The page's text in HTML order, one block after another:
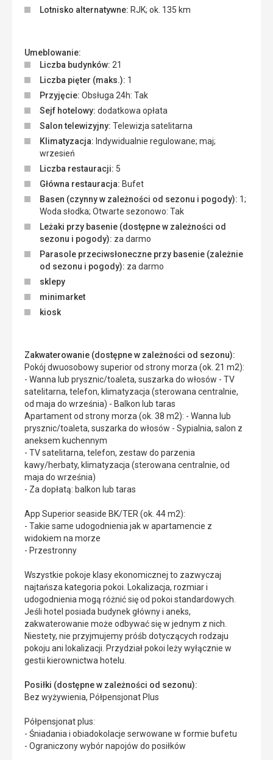
Lotnisko alternatywne: RJK; ok. 135 km
Umeblowanie:
Liczba budynków: 21
Liczba pięter (maks.): 1
Przyjęcie: Obsługa 24h: Tak
Sejf hotelowy: dodatkowa opłata
Salon telewizyjny: Telewizja satelitarna
Klimatyzacja: Indywidualnie regulowane; maj;
wrzesień
Liczba restauracji: 5
Główna restauracja: Bufet
Basen (czynny w zależności od sezonu i pogody): 1;
Woda słodka; Otwarte sezonowo: Tak
Leżaki przy basenie (dostępne w zależności od
sezonu i pogody): za darmo
Parasole przeciwsłoneczne przy basenie (zależnie
od sezonu i pogody): za darmo
sklepy
minimarket
kiosk
Zakwaterowanie (dostępne w zależności od sezonu):
Pokój dwuosobowy superior od strony morza (ok. 21 m2):
- Wanna lub prysznic/toaleta, suszarka do włosów - TV
satelitarna, telefon, klimatyzacja (sterowana centralnie,
od maja do września) - Balkon lub taras
Apartament od strony morza (ok. 38 m2): - Wanna lub
prysznic/toaleta, suszarka do włosów - Sypialnia, salon z
aneksem kuchennym
- TV satelitarna, telefon, zestaw do parzenia
kawy/herbaty, klimatyzacja (sterowana centralnie, od
maja do września)
- Za dopłatą: balkon lub taras
App Superior seaside BK/TER (ok. 44 m2):
- Takie same udogodnienia jak w apartamencie z
widokiem na morze
- Przestronny
Wszystkie pokoje klasy ekonomicznej to zazwyczaj
najtańsza kategoria pokoi. Lokalizacja, rozmiar i
udogodnienia mogą różnić się od pokoi standardowych.
Jeśli hotel posiada budynek główny i aneks,
zakwaterowanie może odbywać się w jednym z nich.
Niestety, nie przyjmujemy próśb dotyczących rodzaju
pokoju ani lokalizacji. Przydział pokoi leży wyłącznie w
gestii kierownictwa hotelu.
Posiłki (dostępne w zależności od sezonu):
Bez wyżywienia, Półpensjonat Plus
Półpensjonat plus:
- Śniadania i obiadokolacje serwowane w formie bufetu
- Ograniczony wybór napojów do posiłków